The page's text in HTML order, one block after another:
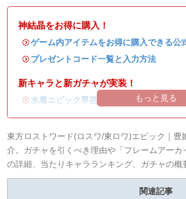
神結晶をお得に購入！
・ゲーム内アイテムをお得に購入できる公
・ プレゼントコード一覧と入力方法
新キャラと新ガチャが実装！
・水着エピック早苗の評価 ガチャシミュ
もっと見る
東方ロストワード(ロスワ/東ロワ)エピック｜豊
介。ガチャを引くべき理由や「フレームアーカ
の詳細、当たりキャラランキング、ガチャの概
関連記事